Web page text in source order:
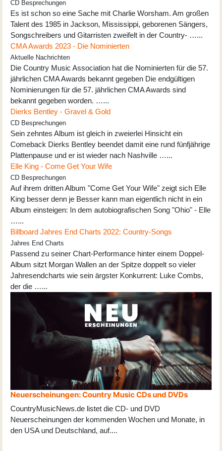
CD Besprechungen
Es ist schon so eine Sache mit Charlie Worsham. Am großen
Talent des 1985 in Jackson, Mississippi, geborenen Sängers,
Songschreibers und Gitarristen zweifelt in der Country- …...
CMA Awards 2023 - Die Nominierten
Aktuelle Nachrichten
Die Country Music Association hat die Nominierten für die 57.
jährlichen CMA Awards bekannt gegeben Die endgültigen
Nominierungen für die 57. jährlichen CMA Awards sind
bekannt gegeben worden. …...
Dierks Bentley - Gravel & Gold
CD Besprechungen
Sein zehntes Album ist gleich in zweierlei Hinsicht ein
Comeback Dierks Bentley beendet damit eine rund fünfjährige
Plattenpause und er ist wieder nach Nashville …...
Elle King - Come Get Your Wife
CD Besprechungen
Auf ihrem dritten Album "Come Get Your Wife" zeigt sich Elle
King besser denn je Besser kann man eigentlich nicht in ein
Album einsteigen: In dem autobiografischen Song "Ohio" - Elle
…...
Billboard Jahres End Charts 2022: Country-Songs
Jahres End Charts
Passend zu seiner Chart-Performance hinter einem Doppel-
Album sitzt Morgan Wallen an der Spitze doppelt so vieler
Jahresendcharts wie sein ärgster Konkurrent: Luke Combs,
der die …...
Neuerscheinungen: Country Music CDs und DVDs
CountryMusicNews.de listet die CD- und DVD
Neuerscheinungen der kommenden Wochen und Monate, in
den USA und Deutschland, auf....